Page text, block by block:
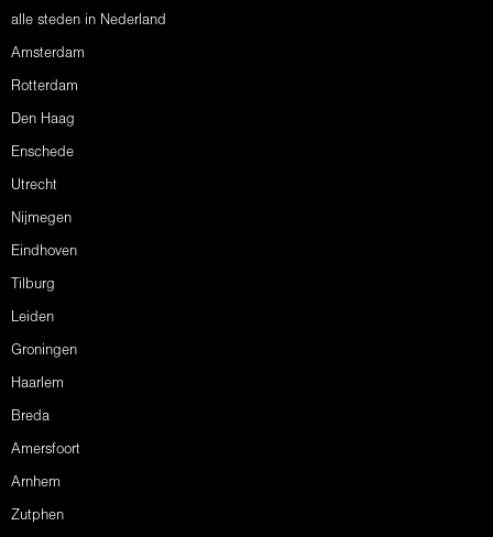
alle steden in Nederland
Amsterdam
Rotterdam
Den Haag
Enschede
Utrecht
Nijmegen
Eindhoven
Tilburg
Leiden
Groningen
Haarlem
Breda
Amersfoort
Arnhem
Zutphen